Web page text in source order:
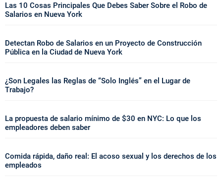
Las 10 Cosas Principales Que Debes Saber Sobre el Robo de
Salarios en Nueva York
Detectan Robo de Salarios en un Proyecto de Construcción
Pública en la Ciudad de Nueva York
¿Son Legales las Reglas de “Solo Inglés” en el Lugar de
Trabajo?
La propuesta de salario mínimo de $30 en NYC: Lo que los
empleadores deben saber
Comida rápida, daño real: El acoso sexual y los derechos de los
empleados